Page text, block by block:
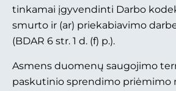
tinkamai įgyvendinti Darbo
smurto ir (ar) priekabiavimo
(BDAR 6 str. 1 d. (f) p.).
Asmens duomenų saugojimo
paskutinio sprendimo priėmimo